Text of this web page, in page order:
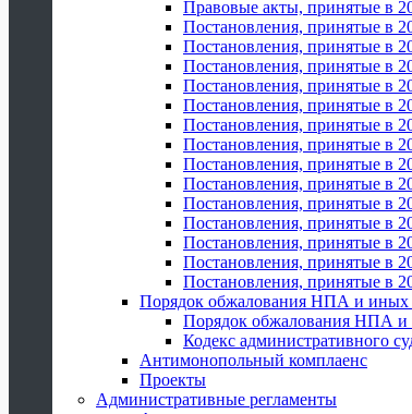
Правовые акты, принятые в
Постановления, принятые в
Постановления, принятые в
Постановления, принятые в
Постановления, принятые в
Постановления, принятые в
Постановления, принятые в
Постановления, принятые в
Постановления, принятые в
Постановления, принятые в
Постановления, принятые в
Постановления, принятые в
Постановления, принятые в
Постановления, принятые в
Постановления, принятые в
Порядок обжалования НПА и иных
Порядок обжалования НПА
Кодекс административного
Антимонопольный комплаенс
Проекты
Административные регламенты